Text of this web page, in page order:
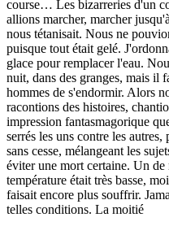
course… Les bizarreries d'un
allions marcher, marcher
nous tétanisait. Nous ne
puisque tout était gelé.
glace pour remplacer l'eau.
nuit, dans des granges, mais il
hommes de s'endormir. Alors
racontions des histoires,
impression fantasmagorique
serrés les uns contre les
sans cesse, mélangeant les
éviter une mort certaine. Un
température était très basse,
faisait encore plus souffrir.
telles conditions. La moitié